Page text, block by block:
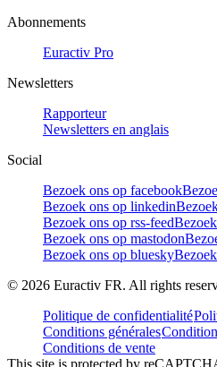
Abonnements
Euractiv Pro
Newsletters
Rapporteur
Newsletters en anglais
Social
Bezoek ons op facebook
Bezoek ons op linkedin
Bezoek ons op rss-feed
Bezoek ons op mastodon
Bezoek ons op bluesky
© 2026 Euractiv FR. All rights
Politique de confidentialité
Conditions générales
Conditions de vente
This site is protected by